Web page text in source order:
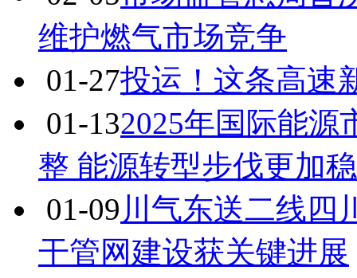
02-12“物联网+量子
御体系
02-12国家能源局刘德
施等全面创新完善
02-11 国内首张油气管
02-05市场监管总局首